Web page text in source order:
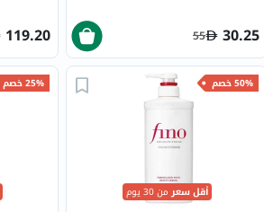
30.25
55
119.20
50% خصم
أقل سعرمن 30 يوم
25% خصم